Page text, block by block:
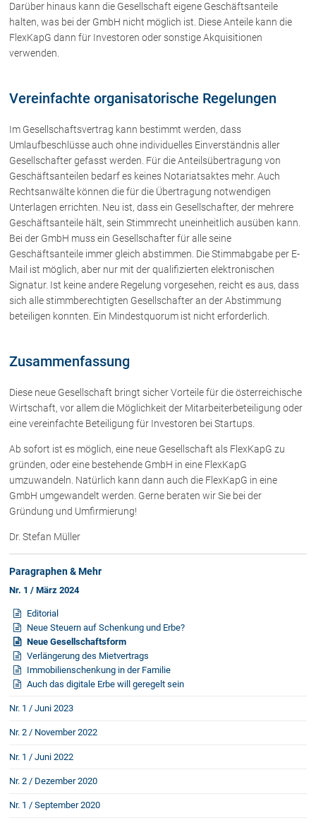
NOVUM
Fachliteratur
Familie
Wichtige Vertragsklauseln bei Kauf-
und Übergabeverträgen
Check dein Recht/Erbrecht
Schenkung von Immobilien
Checklisten: Haus-, Wohnungs- und
Grundstückkauf
Checkliste: Immobilienertragssteuer
Checkliste: Mietvertrag
Checkliste: GmbH-Gründung
Checkliste: Gewerbeanm. durch jur.
Person
Kontakt
Darüber hinaus kann die Gesellschaft eigene Geschäftsanteile
halten, was bei der GmbH nicht möglich ist. Diese Anteile kann die
FlexKapG dann für Investoren oder sonstige Akquisitionen
verwenden.
Vereinfachte organisatorische Regelungen
Im Gesellschaftsvertrag kann bestimmt werden, dass
Umlaufbeschlüsse auch ohne individuelles Einverständnis aller
Gesellschafter gefasst werden. Für die Anteilsübertragung von
Geschäftsanteilen bedarf es keines Notariatsaktes mehr. Auch
Rechtsanwälte können die für die Übertragung notwendigen
Unterlagen errichten. Neu ist, dass ein Gesellschafter, der mehrere
Geschäftsanteile hält, sein Stimmrecht uneinheitlich ausüben kann.
Bei der GmbH muss ein Gesellschafter für alle seine
Geschäftsanteile immer gleich abstimmen. Die Stimmabgabe per E-
Mail ist möglich, aber nur mit der qualifizierten elektronischen
Signatur. Ist keine andere Regelung vorgesehen, reicht es aus, dass
sich alle stimmberechtigten Gesellschafter an der Abstimmung
beteiligen konnten. Ein Mindestquorum ist nicht erforderlich.
Zusammenfassung
Diese neue Gesellschaft bringt sicher Vorteile für die österreichische
Wirtschaft, vor allem die Möglichkeit der Mitarbeiterbeteiligung oder
eine vereinfachte Beteiligung für Investoren bei Startups.
Ab sofort ist es möglich, eine neue Gesellschaft als FlexKapG zu
gründen, oder eine bestehende GmbH in eine FlexKapG
umzuwandeln. Natürlich kann dann auch die FlexKapG in eine
GmbH umgewandelt werden. Gerne beraten wir Sie bei der
Gründung und Umfirmierung!
Dr. Stefan Müller
Paragraphen & Mehr
Nr. 1 / März 2024
Editorial
Neue Steuern auf Schenkung und Erbe?
Neue Gesellschaftsform
Verlängerung des Mietvertrags
Immobilienschenkung in der Familie
Auch das digitale Erbe will geregelt sein
Nr. 1 / Juni 2023
Nr. 2 / November 2022
Nr. 1 / Juni 2022
Nr. 2 / Dezember 2020
Nr. 1 / September 2020